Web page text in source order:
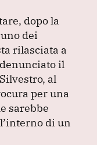
dopo la
dei
rilasciata a
il
al
per una
sarebbe
di un